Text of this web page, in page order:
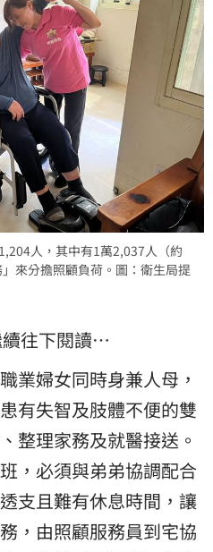
人，其中有1萬2,037人（約
來分擔照顧負荷。圖：衛生局提
往下閱讀…
業婦女同時身兼人母，
有失智及肢體不便的雙
整理家務及就醫接送。
，必須與弟弟協調配合
支且難有休息時間，讓
，由照顧服務員到宅協